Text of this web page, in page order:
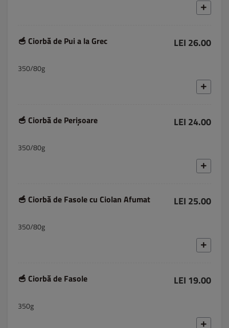
🥣 Ciorbă de Pui a la Grec LEI 26.00
350/80g
🥣 Ciorbă de Perișoare LEI 24.00
350/80g
🥣 Ciorbă de Fasole cu Ciolan Afumat LEI 25.00
350/80g
🥣 Ciorbă de Fasole LEI 19.00
350g